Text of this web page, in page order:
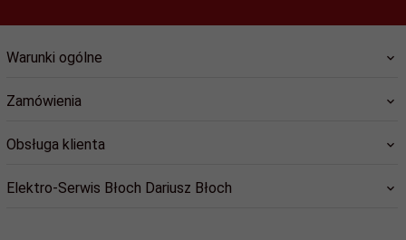
Warunki ogólne
Zamówienia
Obsługa klienta
Elektro-Serwis Błoch Dariusz Błoch